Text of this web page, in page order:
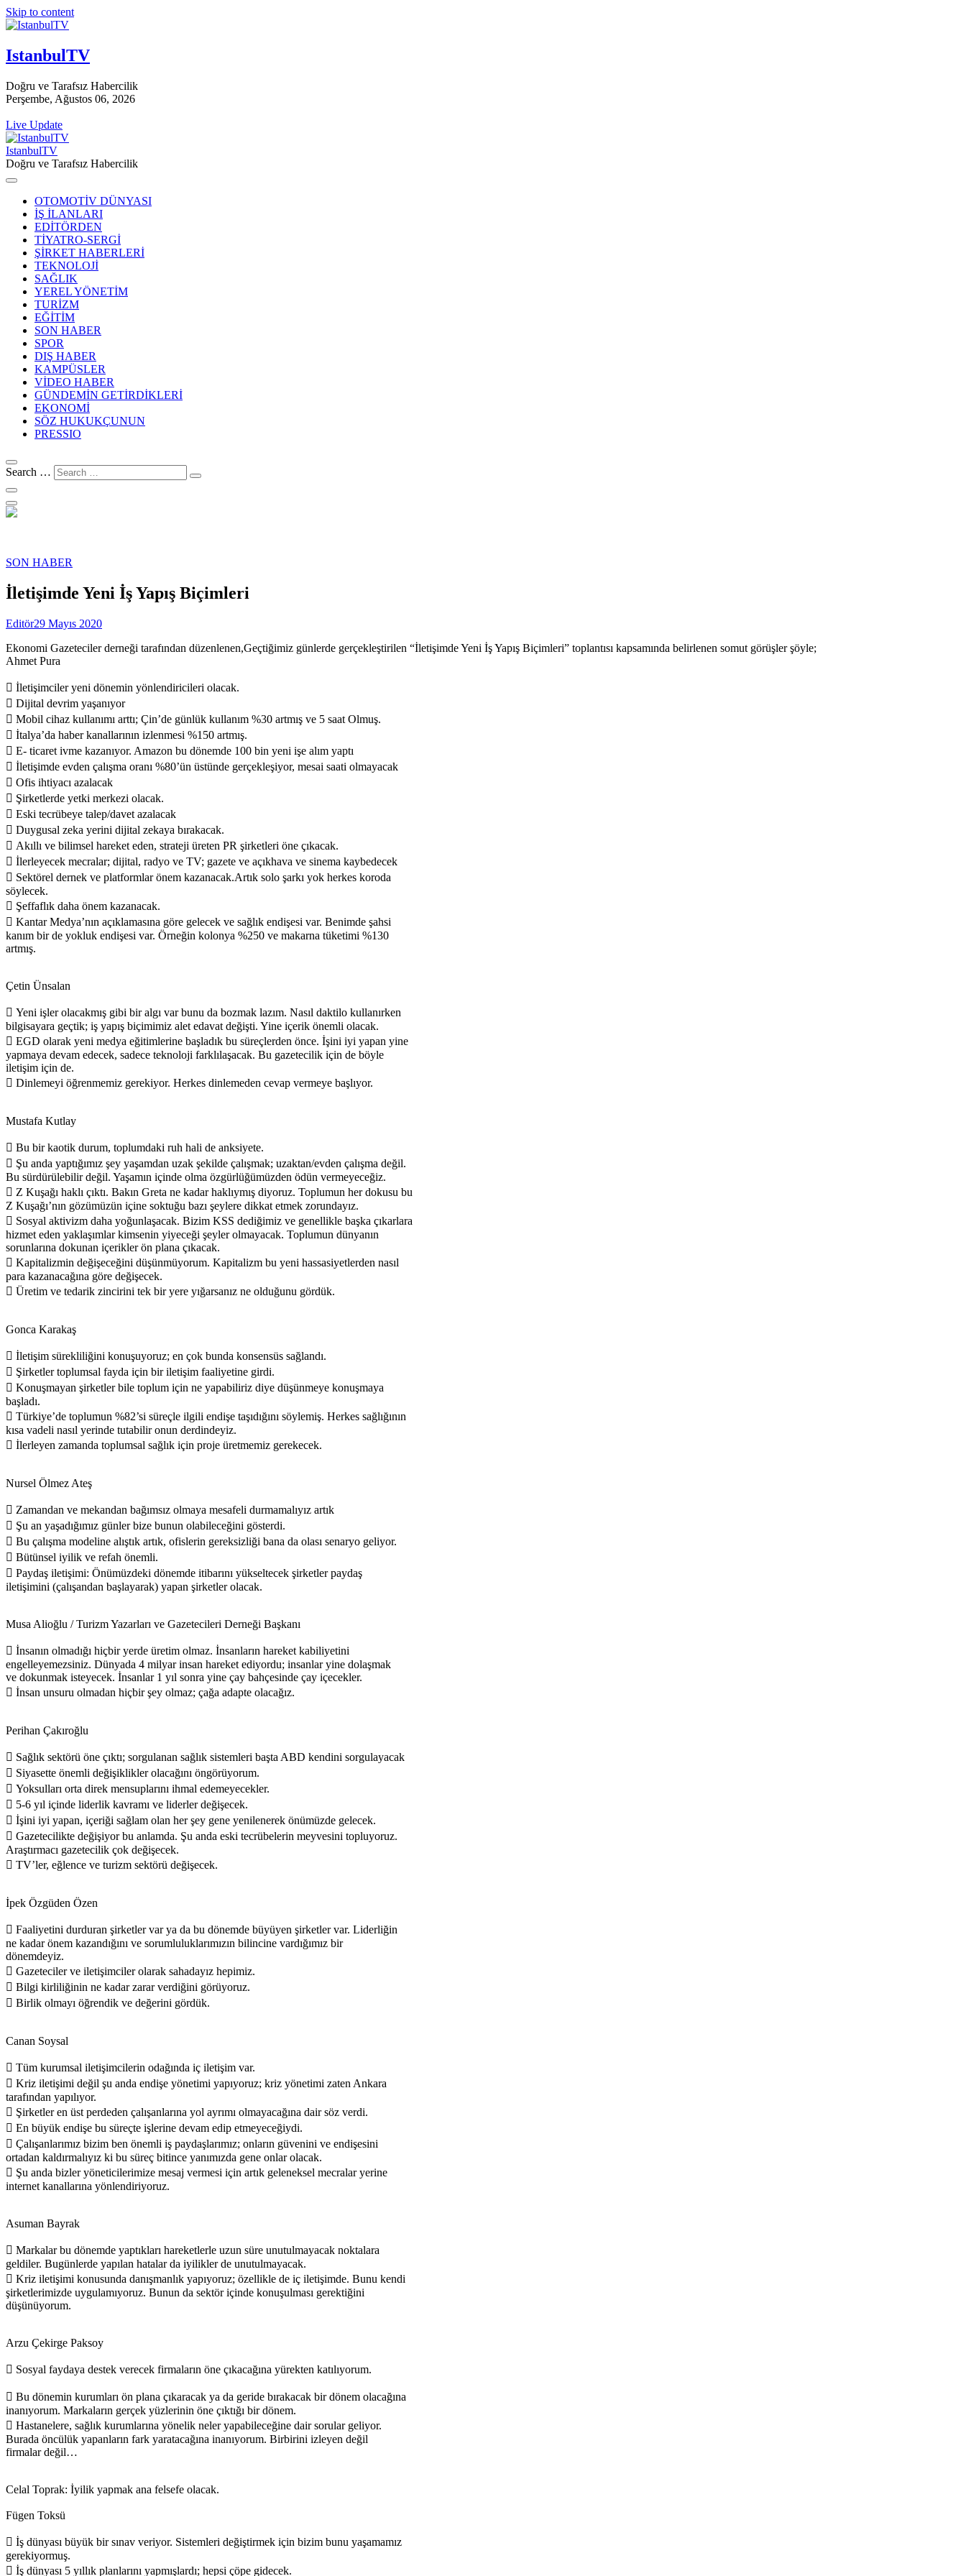
Skip to content
IstanbulTV
Doğru ve Tarafsız Habercilik
Perşembe, Ağustos 06, 2026
Live Update
IstanbulTV
Doğru ve Tarafsız Habercilik
OTOMOTİV DÜNYASI
İŞ İLANLARI
EDİTÖRDEN
TİYATRO-SERGİ
ŞİRKET HABERLERİ
TEKNOLOJİ
SAĞLIK
YEREL YÖNETİM
TURİZM
EĞİTİM
SON HABER
SPOR
DIŞ HABER
KAMPÜSLER
VİDEO HABER
GÜNDEMİN GETİRDİKLERİ
EKONOMİ
SÖZ HUKUKÇUNUN
PRESSIO
Search …
SON HABER
İletişimde Yeni İş Yapış Biçimleri
Editör29 Mayıs 2020
Ekonomi Gazeteciler derneği tarafından düzenlenen,Geçtiğimiz günlerde gerçekleştirilen “İletişimde Yeni İş Yapış Biçimleri” toplantısı kapsamında belirlenen somut görüşler şöyle;
Ahmet Pura
 İletişimciler yeni dönemin yönlendiricileri olacak.
 Dijital devrim yaşanıyor
 Mobil cihaz kullanımı arttı; Çin’de günlük kullanım %30 artmış ve 5 saat Olmuş.
 İtalya’da haber kanallarının izlenmesi %150 artmış.
 E- ticaret ivme kazanıyor. Amazon bu dönemde 100 bin yeni işe alım yaptı
 İletişimde evden çalışma oranı %80’ün üstünde gerçekleşiyor, mesai saati olmayacak
 Ofis ihtiyacı azalacak
 Şirketlerde yetki merkezi olacak.
 Eski tecrübeye talep/davet azalacak
 Duygusal zeka yerini dijital zekaya bırakacak.
 Akıllı ve bilimsel hareket eden, strateji üreten PR şirketleri öne çıkacak.
 İlerleyecek mecralar; dijital, radyo ve TV; gazete ve açıkhava ve sinema kaybedecek
 Sektörel dernek ve platformlar önem kazanacak.Artık solo şarkı yok herkes koroda
söylecek.
 Şeffaflık daha önem kazanacak.
 Kantar Medya’nın açıklamasına göre gelecek ve sağlık endişesi var. Benimde şahsi
kanım bir de yokluk endişesi var. Örneğin kolonya %250 ve makarna tüketimi %130
artmış.
Çetin Ünsalan
 Yeni işler olacakmış gibi bir algı var bunu da bozmak lazım. Nasıl daktilo kullanırken
bilgisayara geçtik; iş yapış biçimimiz alet edavat değişti. Yine içerik önemli olacak.
 EGD olarak yeni medya eğitimlerine başladık bu süreçlerden önce. İşini iyi yapan yine
yapmaya devam edecek, sadece teknoloji farklılaşacak. Bu gazetecilik için de böyle
iletişim için de.
 Dinlemeyi öğrenmemiz gerekiyor. Herkes dinlemeden cevap vermeye başlıyor.
Mustafa Kutlay
 Bu bir kaotik durum, toplumdaki ruh hali de anksiyete.
 Şu anda yaptığımız şey yaşamdan uzak şekilde çalışmak; uzaktan/evden çalışma değil.
Bu sürdürülebilir değil. Yaşamın içinde olma özgürlüğümüzden ödün vermeyeceğiz.
 Z Kuşağı haklı çıktı. Bakın Greta ne kadar haklıymış diyoruz. Toplumun her dokusu bu
Z Kuşağı’nın gözümüzün içine soktuğu bazı şeylere dikkat etmek zorundayız.
 Sosyal aktivizm daha yoğunlaşacak. Bizim KSS dediğimiz ve genellikle başka çıkarlara
hizmet eden yaklaşımlar kimsenin yiyeceği şeyler olmayacak. Toplumun dünyanın
sorunlarına dokunan içerikler ön plana çıkacak.
 Kapitalizmin değişeceğini düşünmüyorum. Kapitalizm bu yeni hassasiyetlerden nasıl
para kazanacağına göre değişecek.
 Üretim ve tedarik zincirini tek bir yere yığarsanız ne olduğunu gördük.
Gonca Karakaş
 İletişim sürekliliğini konuşuyoruz; en çok bunda konsensüs sağlandı.
 Şirketler toplumsal fayda için bir iletişim faaliyetine girdi.
 Konuşmayan şirketler bile toplum için ne yapabiliriz diye düşünmeye konuşmaya
başladı.
 Türkiye’de toplumun %82’si süreçle ilgili endişe taşıdığını söylemiş. Herkes sağlığının
kısa vadeli nasıl yerinde tutabilir onun derdindeyiz.
 İlerleyen zamanda toplumsal sağlık için proje üretmemiz gerekecek.
Nursel Ölmez Ateş
 Zamandan ve mekandan bağımsız olmaya mesafeli durmamalıyız artık
 Şu an yaşadığımız günler bize bunun olabileceğini gösterdi.
 Bu çalışma modeline alıştık artık, ofislerin gereksizliği bana da olası senaryo geliyor.
 Bütünsel iyilik ve refah önemli.
 Paydaş iletişimi: Önümüzdeki dönemde itibarını yükseltecek şirketler paydaş
iletişimini (çalışandan başlayarak) yapan şirketler olacak.
Musa Alioğlu / Turizm Yazarları ve Gazetecileri Derneği Başkanı
 İnsanın olmadığı hiçbir yerde üretim olmaz. İnsanların hareket kabiliyetini
engelleyemezsiniz. Dünyada 4 milyar insan hareket ediyordu; insanlar yine dolaşmak
ve dokunmak isteyecek. İnsanlar 1 yıl sonra yine çay bahçesinde çay içecekler.
 İnsan unsuru olmadan hiçbir şey olmaz; çağa adapte olacağız.
Perihan Çakıroğlu
 Sağlık sektörü öne çıktı; sorgulanan sağlık sistemleri başta ABD kendini sorgulayacak
 Siyasette önemli değişiklikler olacağını öngörüyorum.
 Yoksulları orta direk mensuplarını ihmal edemeyecekler.
 5-6 yıl içinde liderlik kavramı ve liderler değişecek.
 İşini iyi yapan, içeriği sağlam olan her şey gene yenilenerek önümüzde gelecek.
 Gazetecilikte değişiyor bu anlamda. Şu anda eski tecrübelerin meyvesini topluyoruz.
Araştırmacı gazetecilik çok değişecek.
 TV’ler, eğlence ve turizm sektörü değişecek.
İpek Özgüden Özen
 Faaliyetini durduran şirketler var ya da bu dönemde büyüyen şirketler var. Liderliğin
ne kadar önem kazandığını ve sorumluluklarımızın bilincine vardığımız bir
dönemdeyiz.
 Gazeteciler ve iletişimciler olarak sahadayız hepimiz.
 Bilgi kirliliğinin ne kadar zarar verdiğini görüyoruz.
 Birlik olmayı öğrendik ve değerini gördük.
Canan Soysal
 Tüm kurumsal iletişimcilerin odağında iç iletişim var.
 Kriz iletişimi değil şu anda endişe yönetimi yapıyoruz; kriz yönetimi zaten Ankara
tarafından yapılıyor.
 Şirketler en üst perdeden çalışanlarına yol ayrımı olmayacağına dair söz verdi.
 En büyük endişe bu süreçte işlerine devam edip etmeyeceğiydi.
 Çalışanlarımız bizim ben önemli iş paydaşlarımız; onların güvenini ve endişesini
ortadan kaldırmalıyız ki bu süreç bitince yanımızda gene onlar olacak.
 Şu anda bizler yöneticilerimize mesaj vermesi için artık geleneksel mecralar yerine
internet kanallarına yönlendiriyoruz.
Asuman Bayrak
 Markalar bu dönemde yaptıkları hareketlerle uzun süre unutulmayacak noktalara
geldiler. Bugünlerde yapılan hatalar da iyilikler de unutulmayacak.
 Kriz iletişimi konusunda danışmanlık yapıyoruz; özellikle de iç iletişimde. Bunu kendi
şirketlerimizde uygulamıyoruz. Bunun da sektör içinde konuşulması gerektiğini
düşünüyorum.
Arzu Çekirge Paksoy
 Sosyal faydaya destek verecek firmaların öne çıkacağına yürekten katılıyorum.
 Bu dönemin kurumları ön plana çıkaracak ya da geride bırakacak bir dönem olacağına
inanıyorum. Markaların gerçek yüzlerinin öne çıktığı bir dönem.
 Hastanelere, sağlık kurumlarına yönelik neler yapabileceğine dair sorular geliyor.
Burada öncülük yapanların fark yaratacağına inanıyorum. Birbirini izleyen değil
firmalar değil…
Celal Toprak: İyilik yapmak ana felsefe olacak.
Fügen Toksü
 İş dünyası büyük bir sınav veriyor. Sistemleri değiştirmek için bizim bunu yaşamamız
gerekiyormuş.
 İş dünyası 5 yıllık planlarını yapmışlardı; hepsi çöpe gidecek.